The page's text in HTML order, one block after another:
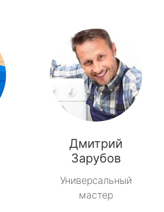
Дмитрий
Зарубов
Универсальный
мастер